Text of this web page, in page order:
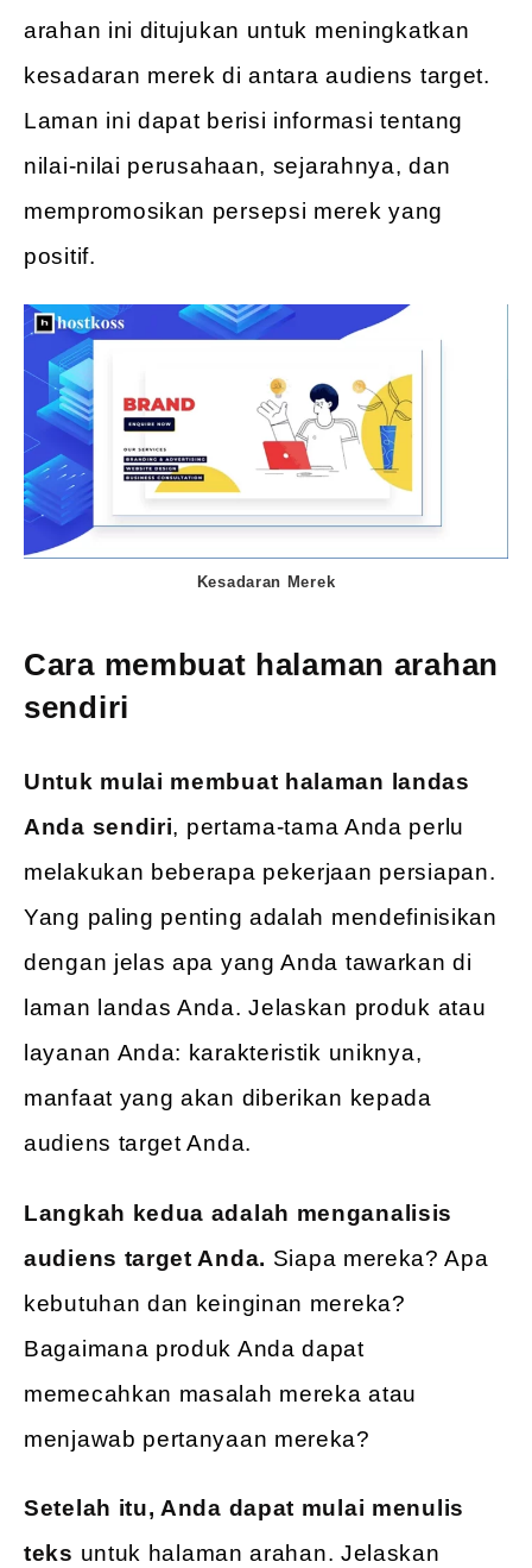
arahan ini ditujukan untuk meningkatkan
kesadaran merek di antara audiens target.
Laman ini dapat berisi informasi tentang
nilai-nilai perusahaan, sejarahnya, dan
mempromosikan persepsi merek yang
positif.
Kesadaran Merek
Cara membuat halaman arahan
sendiri
Untuk mulai membuat halaman landas
Anda sendiri, pertama-tama Anda perlu
melakukan beberapa pekerjaan persiapan.
Yang paling penting adalah mendefinisikan
dengan jelas apa yang Anda tawarkan di
laman landas Anda. Jelaskan produk atau
layanan Anda: karakteristik uniknya,
manfaat yang akan diberikan kepada
audiens target Anda.
Langkah kedua adalah menganalisis
audiens target Anda. Siapa mereka? Apa
kebutuhan dan keinginan mereka?
Bagaimana produk Anda dapat
memecahkan masalah mereka atau
menjawab pertanyaan mereka?
Setelah itu, Anda dapat mulai menulis
teks untuk halaman arahan. Jelaskan